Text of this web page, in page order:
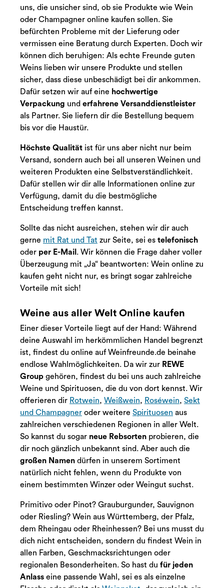
uns, die unsicher sind, ob sie Produkte wie Wein
oder Champagner online kaufen sollen. Sie
befürchten Probleme mit der Lieferung oder
vermissen eine Beratung durch Experten. Doch wir
können dich beruhigen: Als echte Freunde guten
Weins lieben wir unsere Produkte und stellen
sicher, dass diese unbeschädigt bei dir ankommen.
Dafür setzen wir auf eine hochwertige
Verpackung und erfahrene Versanddienstleister
als Partner. Sie liefern dir die Bestellung bequem
bis vor die Haustür.
Höchste Qualität ist für uns aber nicht nur beim
Versand, sondern auch bei all unseren Weinen und
weiteren Produkten eine Selbstverständlichkeit.
Dafür stellen wir dir alle Informationen online zur
Verfügung, damit du die bestmögliche
Entscheidung treffen kannst.
Sollte das nicht ausreichen, stehen wir dir auch
gerne mit Rat und Tat zur Seite, sei es telefonisch
oder per E-Mail . Wir können die Frage daher voller
Überzeugung mit „Ja“ beantworten: Wein online zu
kaufen geht nicht nur, es bringt sogar zahlreiche
Vorteile mit sich!
Weine aus aller Welt Online kaufen
Einer dieser Vorteile liegt auf der Hand: Während
deine Auswahl im herkömmlichen Handel begrenzt
ist, findest du online auf Weinfreunde.de beinahe
endlose Wahlmöglichkeiten. Da wir zur REWE
Group gehören, findest du bei uns auch zahlreiche
Weine und Spirituosen, die du von dort kennst. Wir
offerieren dir Rotwein, Weißwein, Roséwein, Sekt
und Champagner oder weitere Spirituosen aus
zahlreichen verschiedenen Regionen in aller Welt.
So kannst du sogar neue Rebsorten probieren, die
dir noch gänzlich unbekannt sind. Aber auch die
großen Namen dürfen in unserem Sortiment
natürlich nicht fehlen, wenn du Produkte von
einem bestimmten Winzer oder Weingut suchst.
Primitivo oder Pinot? Grauburgunder, Sauvignon
oder Riesling? Wein aus Württemberg, der Pfalz,
dem Rheingau oder Rheinhessen? Bei uns musst du
dich nicht entscheiden, sondern du findest Wein in
allen Farben, Geschmacksrichtungen oder
regionalen Besonderheiten. So hast du für jeden
Anlass eine passende Wahl, sei es als einzelne